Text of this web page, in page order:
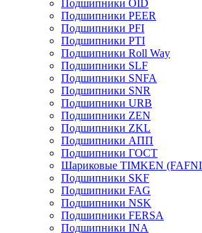
Подшипники OID
Подшипники PEER
Подшипники PFI
Подшипники PTI
Подшипники Roll Way
Подшипники SLF
Подшипники SNFA
Подшипники SNR
Подшипники URB
Подшипники ZEN
Подшипники ZKL
Подшипники АПП
Подшипники ГОСТ
Шариковые ТІMKEN
Подшипники SKF
Подшипники FAG
Подшипники NSK
Подшипники FERSA
Подшипники INA